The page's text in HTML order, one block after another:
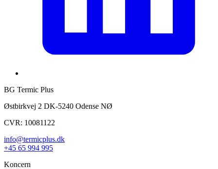
BG Termic Plus
Østbirkvej 2 DK-5240 Odense NØ
CVR: 10081122
info@termicplus.dk
+45 65 994 995
Koncern